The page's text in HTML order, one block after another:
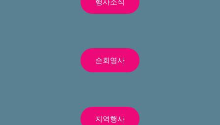
순회영사
지역행사